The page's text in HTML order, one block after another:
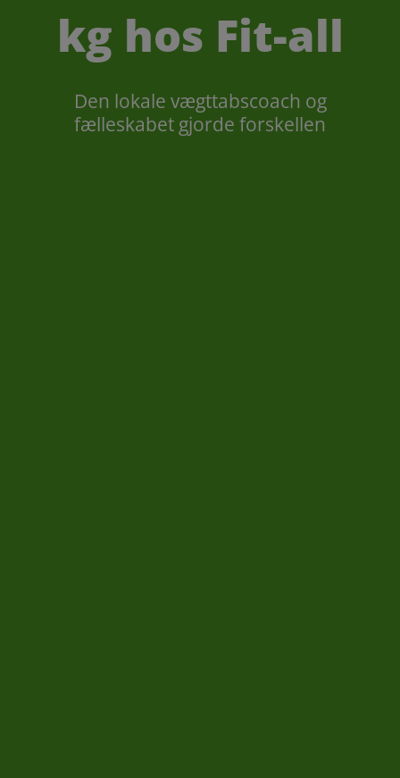
kg hos Fit-all
Den lokale vægttabscoach og
fælleskabet gjorde forskellen